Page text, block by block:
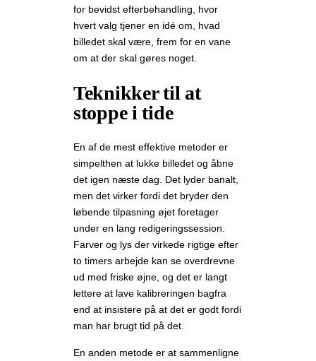
for bevidst efterbehandling, hvor
hvert valg tjener en idé om, hvad
billedet skal være, frem for en vane
om at der skal gøres noget.
Teknikker til at
stoppe i tide
En af de mest effektive metoder er
simpelthen at lukke billedet og åbne
det igen næste dag. Det lyder banalt,
men det virker fordi det bryder den
løbende tilpasning øjet foretager
under en lang redigeringssession.
Farver og lys der virkede rigtige efter
to timers arbejde kan se overdrevne
ud med friske øjne, og det er langt
lettere at lave kalibreringen bagfra
end at insistere på at det er godt fordi
man har brugt tid på det.
En anden metode er at sammenligne